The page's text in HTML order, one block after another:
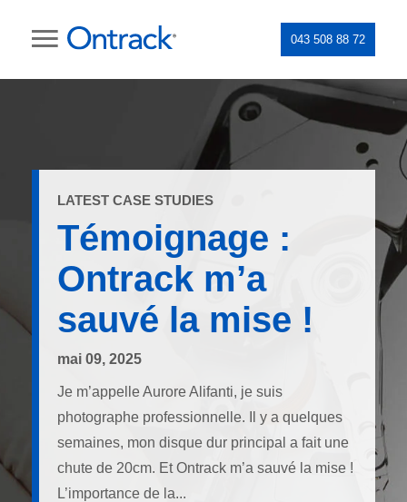
043 508 88 72
LATEST CASE STUDIES
Témoignage :
Ontrack m’a
sauvé la mise !
mai 09, 2025
Je m’appelle Aurore Alifanti, je suis
photographe professionnelle. Il y a quelques
semaines, mon disque dur principal a fait une
chute de 20cm. Et Ontrack m’a sauvé la mise !
L’importance de la...